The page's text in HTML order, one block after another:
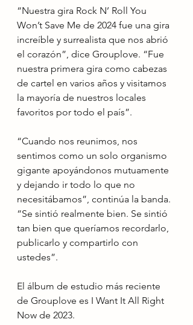
“Nuestra gira Rock N’ Roll You
Won’t Save Me de 2024 fue una gira
increíble y surrealista que nos abrió
el corazón”, dice Grouplove. “Fue
nuestra primera gira como cabezas
de cartel en varios años y visitamos
la mayoría de nuestros locales
favoritos por todo el país”.
“Cuando nos reunimos, nos
sentimos como un solo organismo
gigante apoyándonos mutuamente
y dejando ir todo lo que no
necesitábamos”, continúa la banda.
“Se sintió realmente bien. Se sintió
tan bien que queríamos recordarlo,
publicarlo y compartirlo con
ustedes”.
El álbum de estudio más reciente
de Grouplove es I Want It All Right
Now de 2023.